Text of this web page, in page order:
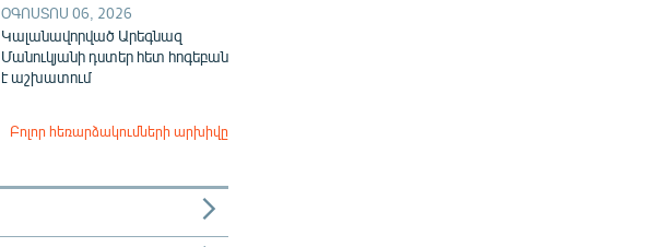
ՕԳՈՍՏՈՍ 06, 2026
Կալանավորված Արեգնազ
Մանուկյանի դստեր հետ հոգեբան
է աշխատում
Բոլոր հեռարձակումների արխիվը